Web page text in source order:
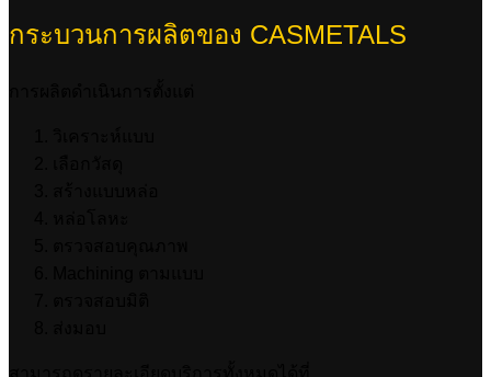
กระบวนการผลิตของ CASMETALS